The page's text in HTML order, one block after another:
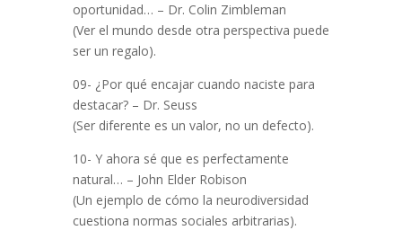
oportunidad… – Dr. Colin Zimbleman
(Ver el mundo desde otra perspectiva puede
ser un regalo).
09- ¿Por qué encajar cuando naciste para
destacar? – Dr. Seuss
(Ser diferente es un valor, no un defecto).
10- Y ahora sé que es perfectamente
natural… – John Elder Robison
(Un ejemplo de cómo la neurodiversidad
cuestiona normas sociales arbitrarias).